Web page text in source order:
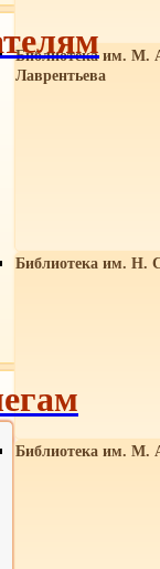
Библиотека им. М.
Лаврентьева
Библиотека им. Н.
Библиотека им. М.